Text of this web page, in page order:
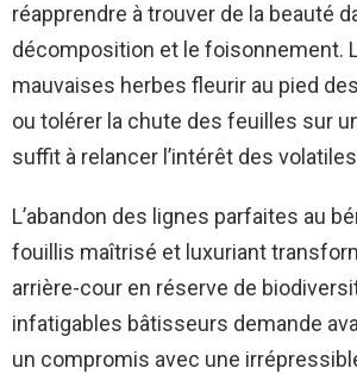
réapprendre à trouver de la beauté
décomposition et le foisonnement.
mauvaises herbes fleurir au pied
ou tolérer la chute des feuilles sur
suffit à relancer l’intérêt des
L’abandon des lignes parfaites au
fouillis maîtrisé et luxuriant
arrière-cour en réserve de
infatigables bâtisseurs demande
un compromis avec une